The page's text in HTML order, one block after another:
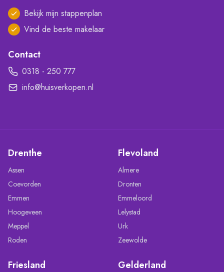
Bekijk mijn stappenplan
Vind de beste makelaar
Contact
0318 - 250 777
info@huisverkopen.nl
Drenthe
Assen
Coevorden
Emmen
Hoogeveen
Meppel
Roden
Flevoland
Almere
Dronten
Emmeloord
Lelystad
Urk
Zeewolde
Friesland Gelderland